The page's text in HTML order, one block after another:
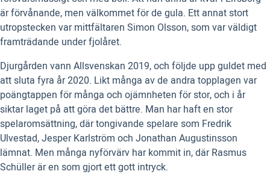
är förvånande, men välkommet för de gula. Ett annat stort
utropstecken var mittfältaren Simon Olsson, som var väldigt
framträdande under fjolåret.
Djurgården vann Allsvenskan 2019, och följde upp guldet med
att sluta fyra år 2020. Likt många av de andra topplagen var
poängtappen för många och ojämnheten för stor, och i år
siktar laget på att göra det bättre. Man har haft en stor
spelaromsättning, där tongivande spelare som Fredrik
Ulvestad, Jesper Karlström och Jonathan Augustinsson
lämnat. Men många nyförvärv har kommit in, där Rasmus
Schüller är en som gjort ett gott intryck.